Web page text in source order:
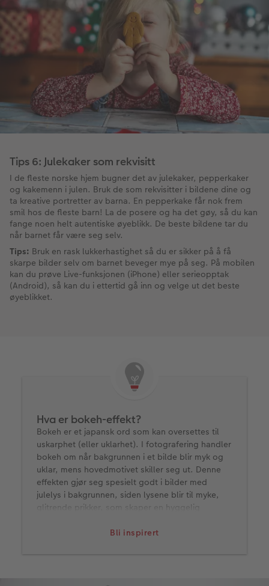
Tips 6: Julekaker som rekvisitt
I de fleste norske hjem bugner det av julekaker, pepperkaker
og kakemenn i julen. Bruk de som rekvisitter i bildene dine og
ta kreative portretter av barna. En pepperkake får nok frem
smil hos de fleste barn! La de posere og ha det gøy, så du kan
fange noen helt autentiske øyeblikk. De beste bildene tar du
når barnet får være seg selv.
Tips: Bruk en rask lukkerhastighet så du er sikker på å få
skarpe bilder selv om barnet beveger mye på seg. På mobilen
kan du prøve Live-funksjonen (iPhone) eller serieopptak
(Android), så kan du i ettertid gå inn og velge ut det beste
øyeblikket.
Bli inspirert
Hva er bokeh-effekt?
Bokeh er et japansk ord som kan oversettes til
uskarphet (eller uklarhet). I fotografering handler
bokeh om når bakgrunnen i et bilde blir myk og
uklar, mens hovedmotivet skiller seg ut. Denne
effekten gjør seg spesielt godt i bilder med
julelys i bakgrunnen, siden lysene blir til myke,
glitrende prikker, som skaper en hyggelig